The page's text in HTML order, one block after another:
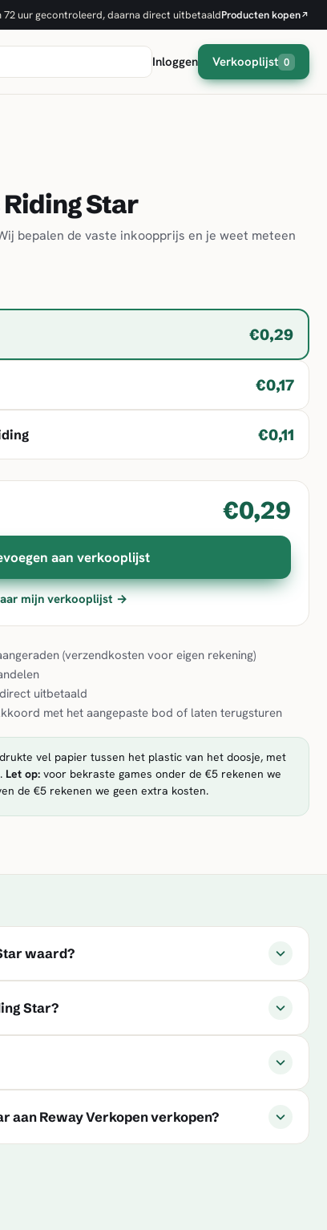
72 uur gecontroleerd, daarna direct uitbetaaldProducten kopen↗
Inloggen Verkooplijst 0
Star
bepalen de vaste inkoopprijs en je weet meteen
€0,29
€0,17
€0,11
€0,29
aan verkooplijst
mijn verkooplijst →
(verzendkosten voor eigen rekening)
uitbetaald
met het aangepaste bod of laten terugsturen
vel papier tussen het plastic van het doosje, met
Let op:voor bekraste games onder de €5 rekenen we
de €5 rekenen we geen extra kosten.
waard?
Star?
aan Reway Verkopen verkopen?